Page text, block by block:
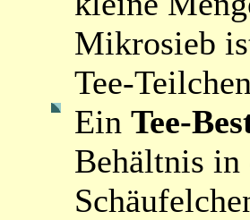
Mikrosieb
Tee-
Ein Tee-
Behältnis in